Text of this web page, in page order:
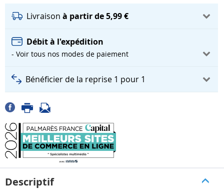
Livraison à partir de 5,99 €
Débit à l'expédition
- Voir tous nos modes de paiement
Bénéficier de la reprise 1 pour 1
Descriptif